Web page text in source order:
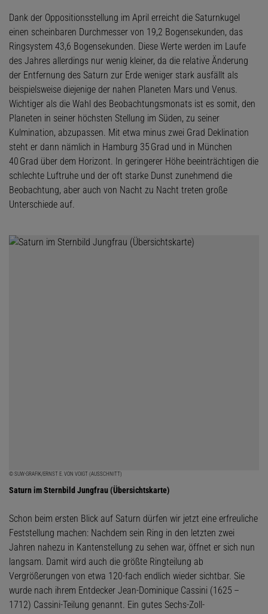
Dank der Oppositionsstellung im April erreicht die Saturnkugel
einen scheinbaren Durchmesser von 19,2 Bogensekunden, das
Ringsystem 43,6 Bogensekunden. Diese Werte werden im Laufe
des Jahres allerdings nur wenig kleiner, da die relative Änderung
der Entfernung des Saturn zur Erde weniger stark ausfällt als
beispielsweise diejenige der nahen Planeten Mars und Venus.
Wichtiger als die Wahl des Beobachtungsmonats ist es somit, den
Planeten in seiner höchsten Stellung im Süden, zu seiner
Kulmination, abzupassen. Mit etwa minus zwei Grad Deklination
steht er dann nämlich in Hamburg 35 Grad und in München
40 Grad über dem Horizont. In geringerer Höhe beeinträchtigen die
schlechte Luftruhe und der oft starke Dunst zunehmend die
Beobachtung, aber auch von Nacht zu Nacht treten große
Unterschiede auf.
© SUW-GRAFIK/ERNST E. VON VOIGT (AUSSCHNITT)
Saturn im Sternbild Jungfrau (Übersichtskarte)
Schon beim ersten Blick auf Saturn dürfen wir jetzt eine erfreuliche
Feststellung machen: Nachdem sein Ring in den letzten zwei
Jahren nahezu in Kantenstellung zu sehen war, öffnet er sich nun
langsam. Damit wird auch die größte Ringteilung ab
Vergrößerungen von etwa 120-fach endlich wieder sichtbar. Sie
wurde nach ihrem Entdecker Jean-Dominique Cassini (1625 –
1712) Cassini-Teilung genannt. Ein gutes Sechs-Zoll-